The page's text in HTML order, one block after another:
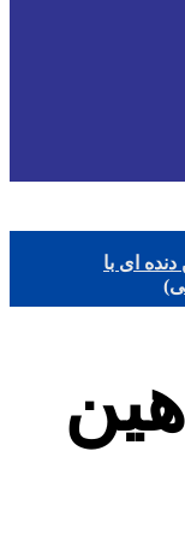
ای با